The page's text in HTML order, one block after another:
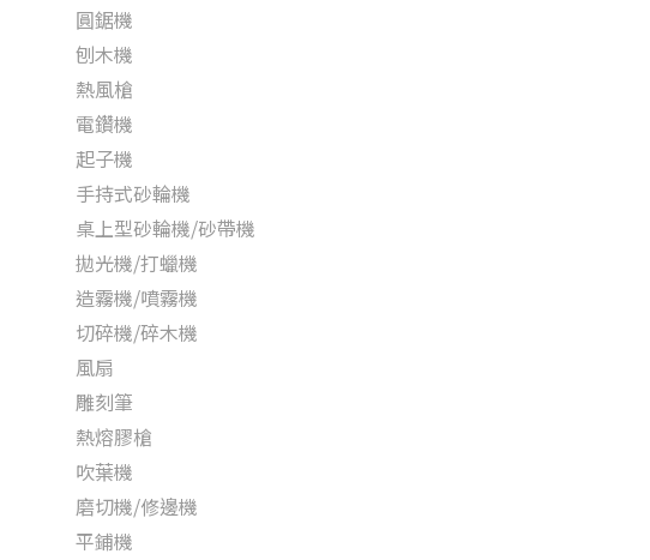
圓鋸機
刨木機
熱風槍
電鑽機
起子機
手持式砂輪機
桌上型砂輪機/砂帶機
拋光機/打蠟機
造霧機/噴霧機
切碎機/碎木機
風扇
雕刻筆
熱熔膠槍
吹葉機
磨切機/修邊機
平鋪機